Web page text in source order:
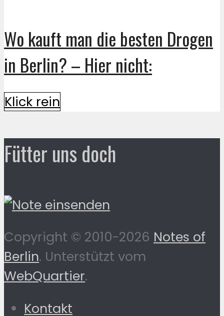
Wo kauft man die besten Drogen
in Berlin? – Hier nicht:
Klick rein
Fütter uns doch
Copyright © 2010-2026 Notes of
Berlin. Unterstützt vom
WebQuartier.
Kontakt